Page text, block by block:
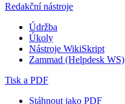
Redakční nástroje
Údržba
Úkoly
Nástroje WikiSkript
Zammad (Helpdesk WS)
Tisk a PDF
Stáhnout jako PDF